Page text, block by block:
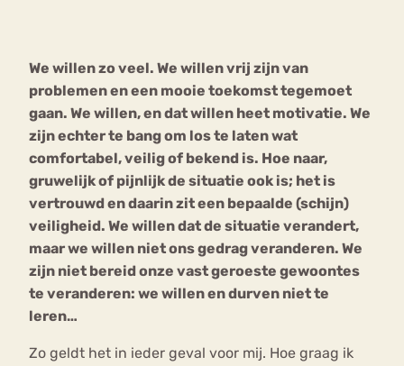
We willen zo veel. We willen vrij zijn van
problemen en een mooie toekomst tegemoet
gaan. We willen, en dat willen heet motivatie. We
zijn echter te bang om los te laten wat
comfortabel, veilig of bekend is. Hoe naar,
gruwelijk of pijnlijk de situatie ook is; het is
vertrouwd en daarin zit een bepaalde (schijn)
veiligheid. We willen dat de situatie verandert,
maar we willen niet ons gedrag veranderen. We
zijn niet bereid onze vast geroeste gewoontes
te veranderen: we willen en durven niet te
leren…
Zo geldt het in ieder geval voor mij. Hoe graag ik
Chat
Forum
mia
Nerv
osa
Eetstoornis Anorexia Nervosa
Eetbuien Piekeren Sport
Trauma
Orthorexia
Afvallen Angst